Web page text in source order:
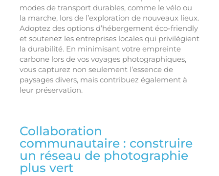
modes de transport durables, comme le vélo ou
la marche, lors de l’exploration de nouveaux lieux.
Adoptez des options d’hébergement éco-friendly
et soutenez les entreprises locales qui privilégient
la durabilité. En minimisant votre empreinte
carbone lors de vos voyages photographiques,
vous capturez non seulement l’essence de
paysages divers, mais contribuez également à
leur préservation.
Collaboration
communautaire : construire
un réseau de photographie
plus vert